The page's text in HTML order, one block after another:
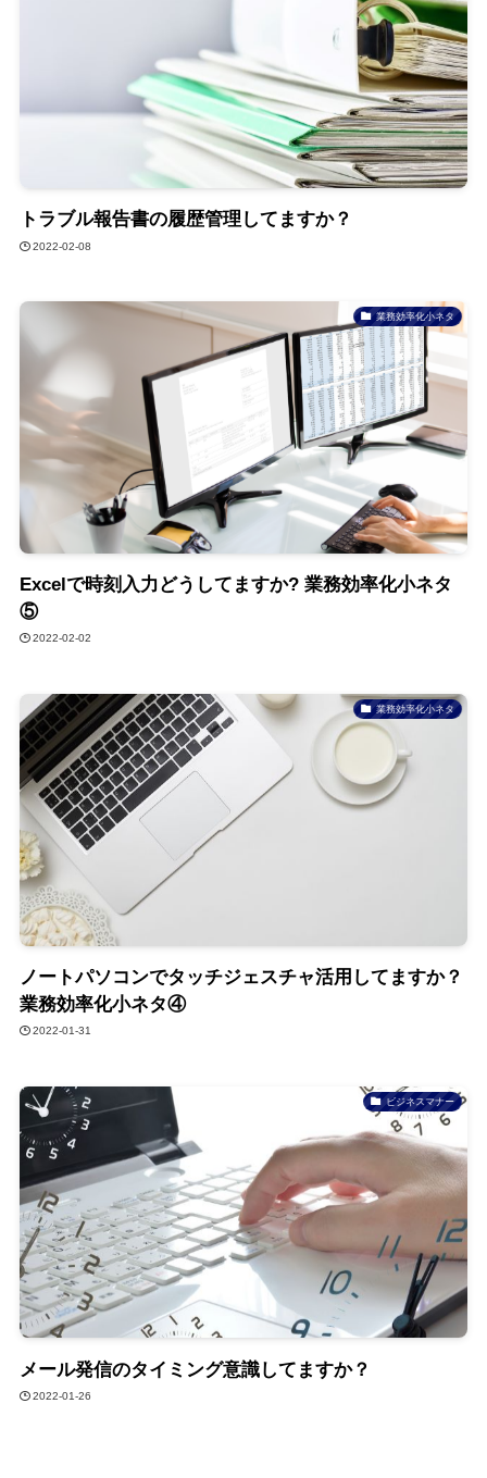
トラブル報告書の履歴管理してますか？
2022-02-08
業務効率化小ネタ
Excelで時刻入力どうしてますか? 業務効率化小ネタ
⑤
2022-02-02
業務効率化小ネタ
ノートパソコンでタッチジェスチャ活用してますか？
業務効率化小ネタ④
2022-01-31
ビジネスマナー
メール発信のタイミング意識してますか？
2022-01-26